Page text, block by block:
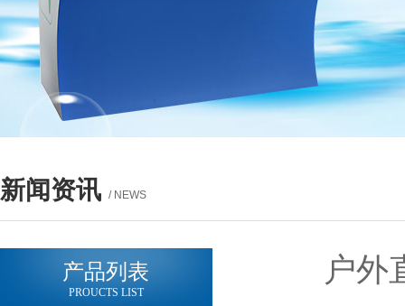
新闻资讯 / NEWS
产品列表
PROUCTS LIST
户外